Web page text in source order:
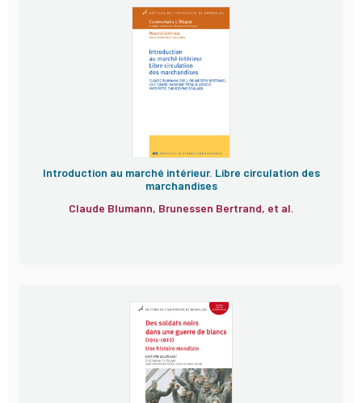
Introduction au marché intérieur. Libre circulation des
marchandises
Claude Blumann, Brunessen Bertrand, et al.